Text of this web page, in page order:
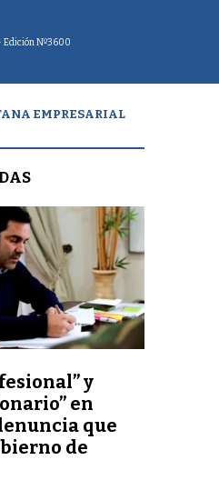
Edición Nº3600
EMPRESARIAL
y
en
que
de